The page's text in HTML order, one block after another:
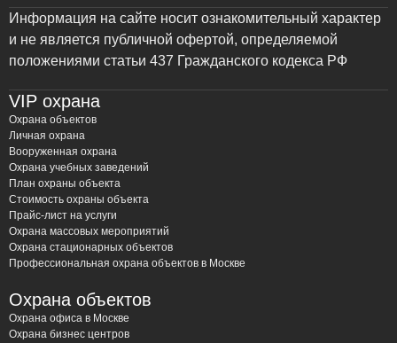
Информация на сайте носит ознакомительный характер
и не является публичной офертой, определяемой
положениями статьи 437 Гражданского кодекса РФ
VIP охрана
Охрана объектов
Личная охрана
Вооруженная охрана
Охрана учебных заведений
План охраны объекта
Стоимость охраны объекта
Прайс-лист на услуги
Охрана массовых мероприятий
Охрана стационарных объектов
Профессиональная охрана объектов в Москве
Охрана объектов
Охрана офиса в Москве
Охрана бизнес центров